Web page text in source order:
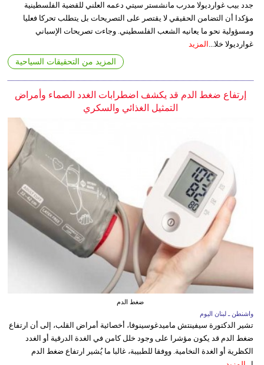
جدد بيب غوارديولا مدرب مانشستر سيتي دعمه العلني للقضية الفلسطينية
مؤكدا أن التضامن الحقيقي لا يقتصر على التصريحات بل يتطلب تحركا فعليا
ومسؤولية نحو ما يعانيه الشعب الفلسطيني. وجاءت تصريحات الإسباني
غوارديولا خلا... المزيد
المزيد من التحقيقات السياحية
إرتفاع ضغط الدم قد يكشف اضطرابات الغدد الصماء وأمراض
التمثيل الغذائي والسكري
ضغط الدم
واشنطن ـ لبنان اليوم
تشير الدكتورة سيفينتش ماميدغوسينوفا، أخصائية أمراض القلب، إلى أن ارتفاع
ضغط الدم قد يكون مؤشرا على وجود خلل كامن في الغدة الدرقية أو الغدد
الكظرية أو الغدة النخامية. ووفقا للطبيبة، غالبا ما يُشير ارتفاع ضغط الدم